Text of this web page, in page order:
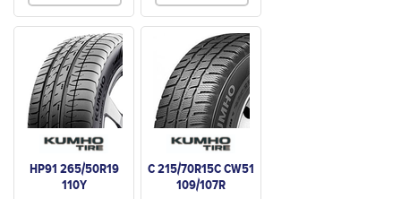
HP91 265/50R19
110Y
C 215/70R15C CW51
109/107R